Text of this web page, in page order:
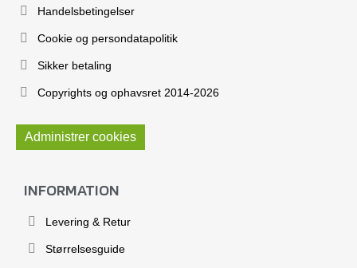
Handelsbetingelser
Cookie og persondatapolitik
Sikker betaling
Copyrights og ophavsret 2014-2026
Administrer cookies
INFORMATION
Levering & Retur
Størrelsesguide